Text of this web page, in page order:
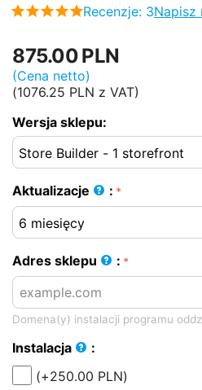
Recenzje: 3Napisz
875.00PLN
(Cena netto)
(1076.25 PLN z VAT)
Wersja sklepu:
Aktualizacje :
Adres sklepu :
Domena(y) instalacji programu
Instalacja
:
(+250.00 PLN)